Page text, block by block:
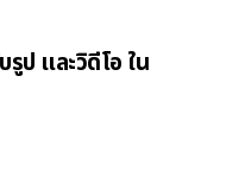
ป และวิดีโอ ใน